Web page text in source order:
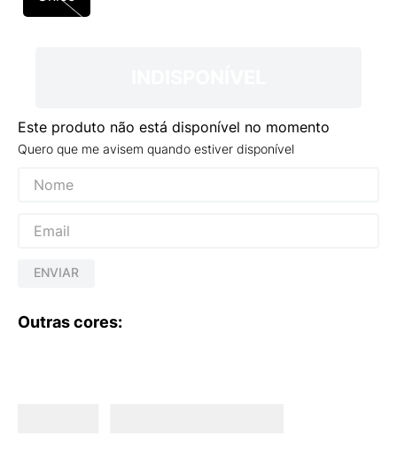
Este produto não está disponível no momento
Quero que me avisem quando estiver disponível
ENVIAR
Outras cores:
VEJA COUNTRY